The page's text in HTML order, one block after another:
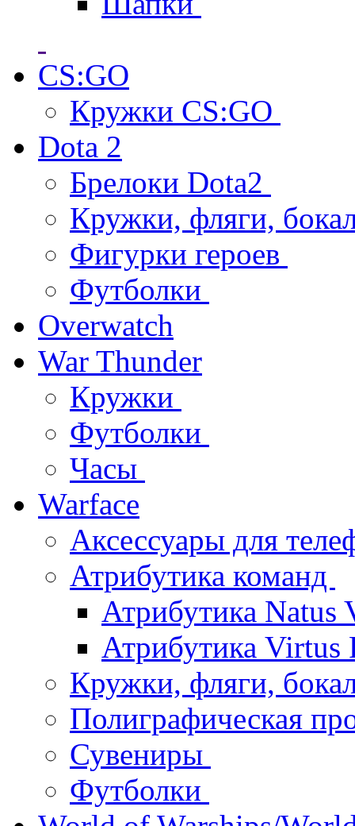
CS:GO
Кружки CS:GO
Dota 2
Брелоки Dota2
Кружки, фляги,
Фигурки героев
Футболки
Overwatch
War Thunder
Кружки
Футболки
Часы
Warface
Аксессуары для
Атрибутика команд
Атрибутика Natus
Атрибутика Virtus
Кружки, фляги,
Полиграфическая
Сувениры
Футболки